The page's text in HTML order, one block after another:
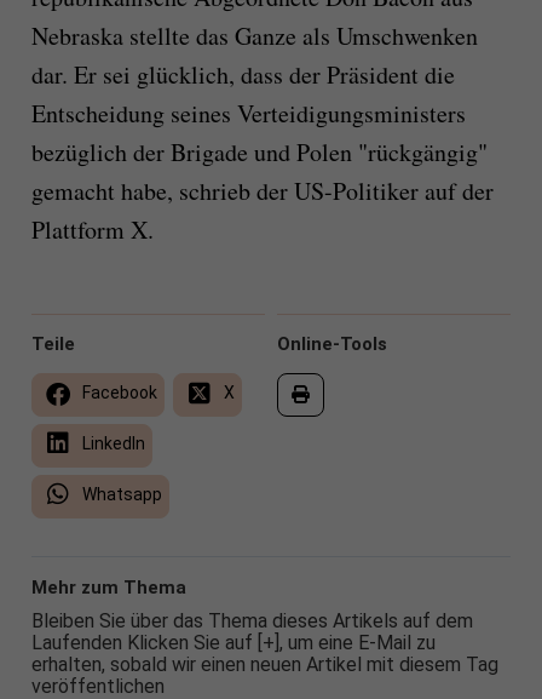
Nebraska stellte das Ganze als Umschwenken
dar. Er sei glücklich, dass der Präsident die
Entscheidung seines Verteidigungsministers
bezüglich der Brigade und Polen "rückgängig"
gemacht habe, schrieb der US-Politiker auf der
Plattform X.
Online-Tools
Teile
Facebook X
LinkedIn
Whatsapp
Mehr zum Thema
Bleiben Sie über das Thema dieses Artikels auf dem
Laufenden Klicken Sie auf [+], um eine E-Mail zu
erhalten, sobald wir einen neuen Artikel mit diesem Tag
veröffentlichen